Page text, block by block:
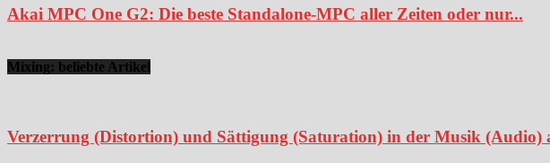
Akai MPC One G2: Die beste Standalone-MPC aller Zeiten oder nur...
Mixing: beliebte Artikel
Verzerrung (Distortion) und Sättigung (Saturation) in der Musik (Audio)